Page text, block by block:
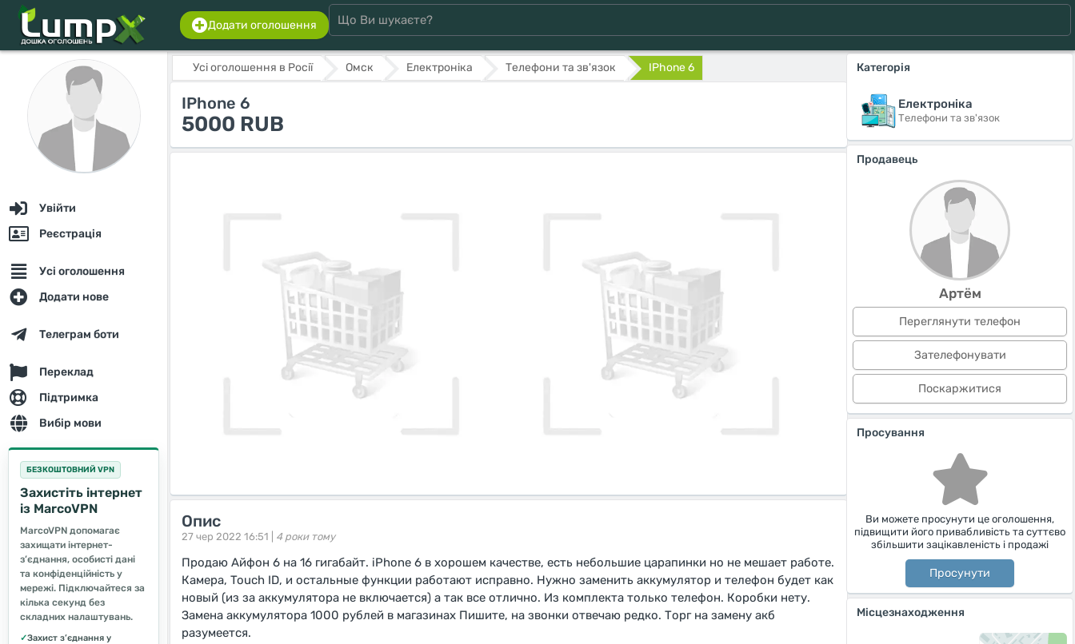
Додати оголошення
Увійти
Реєстрація
Усі оголошення
Додати нове
Телеграм боти
Переклад
Підтримка
Вибір мови
БЕЗКОШТОВНИЙ VPN
Захистіть інтернет
із MarcoVPN
MarcoVPN допомагає
захищати інтернет-
з’єднання, особисті дані
та конфіденційність у
мережі. Підключайтеся за
кілька секунд без
складних налаштувань.
✓Захист з’єднання у
Усі оголошення в Росії Омск Електроніка Телефони та зв'язок IPhone 6
IPhone 6
5000 RUB
Опис
27 чер 2022 16:51 | 4 роки тому
Продаю Айфон 6 на 16 гигабайт. iPhone 6 в хорошем качестве, есть небольшие царапинки но не мешает работе.
Камера, Touch ID, и остальные функции работают исправно. Нужно заменить аккумулятор и телефон будет как
новый (из за аккумулятора не включается) а так все отлично. Из комплекта только телефон. Коробки нету.
Замена аккумулятора 1000 рублей в магазинах Пишите, на звонки отвечаю редко. Торг на замену акб
разумеется.
Категорія
Електроніка
Телефони та зв'язок
Продавець
Артём
Переглянути телефон
Зателефонувати
Поскаржитися
Просування
Ви можете просунути це оголошення,
підвищити його привабливість та суттєво
збільшити зацікавленість і продажі
Просунути
Місцезнаходження